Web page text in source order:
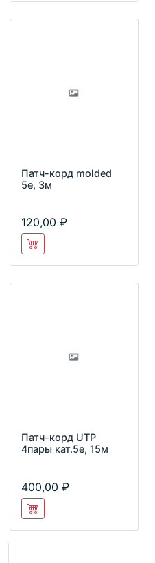
Патч-корд molded
5e, 3м
120,00
Патч-корд UTP
4пары кат.5е, 15м
400,00